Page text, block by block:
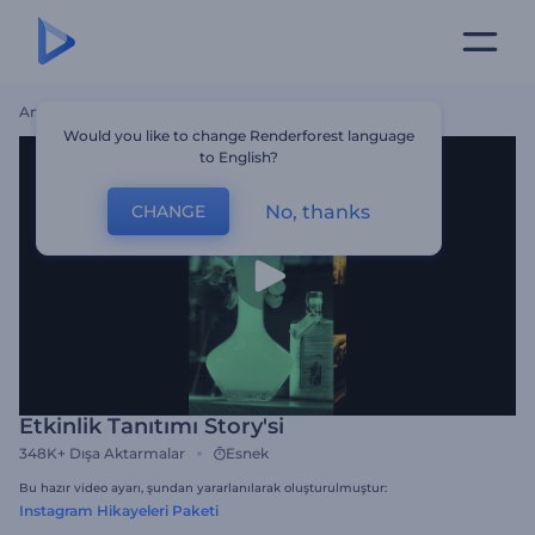
Ana Sayfa
Etkinlik Tanıtımı Story'si
348K+ Dışa Aktarmalar Esnek
Bu hazır video ayarı, şundan yararlanılarak oluşturulmuştur:
Instagram Hikayeleri Paketi
Would you like to change Renderforest language
to English?
CHANGE No, thanks